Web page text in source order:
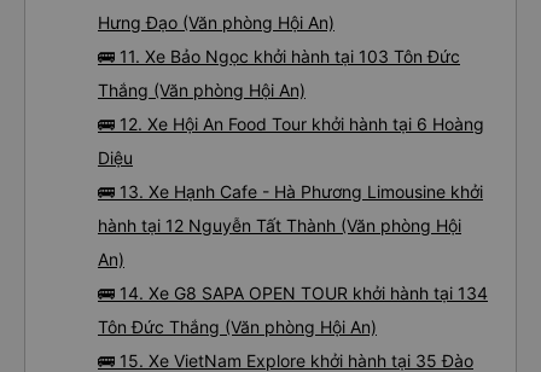
Hưng Đạo (Văn phòng Hội An)
🚌 11. Xe Bảo Ngọc khởi hành tại 103 Tôn Đức
Thắng (Văn phòng Hội An)
🚌 12. Xe Hội An Food Tour khởi hành tại 6 Hoàng
Diệu
🚌 13. Xe Hạnh Cafe - Hà Phương Limousine khởi
hành tại 12 Nguyễn Tất Thành (Văn phòng Hội
An)
🚌 14. Xe G8 SAPA OPEN TOUR khởi hành tại 134
Tôn Đức Thắng (Văn phòng Hội An)
🚌 15. Xe VietNam Explore khởi hành tại 35 Đào